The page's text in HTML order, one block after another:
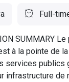
Full-
SUMMARY
à la pointe de
services publics
infrastructure de